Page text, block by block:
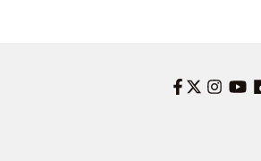
Facebook
Twitter